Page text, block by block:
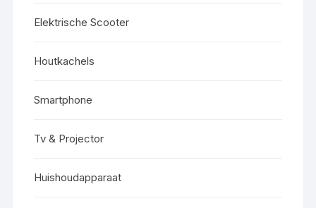
Elektrische Scooter
Houtkachels
Smartphone
Tv & Projector
Huishoudapparaat